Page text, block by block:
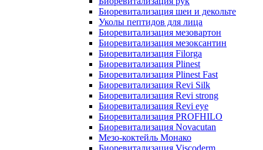
Биоревитализация шеи и декольте
Уколы пептидов для лица
Биоревитализация мезовартон
Биоревитализация мезоксантин
Биоревитализация Filorga
Биоревитализация Plinest
Биоревитализация Plinest Fast
Биоревитализация Revi Silk
Биоревитализация Revi strong
Биоревитализация Revi eye
Биоревитализация PROFHILO
Биоревитализация Novacutan
Мезо-коктейль Монако
Биоревитализация Viscoderm